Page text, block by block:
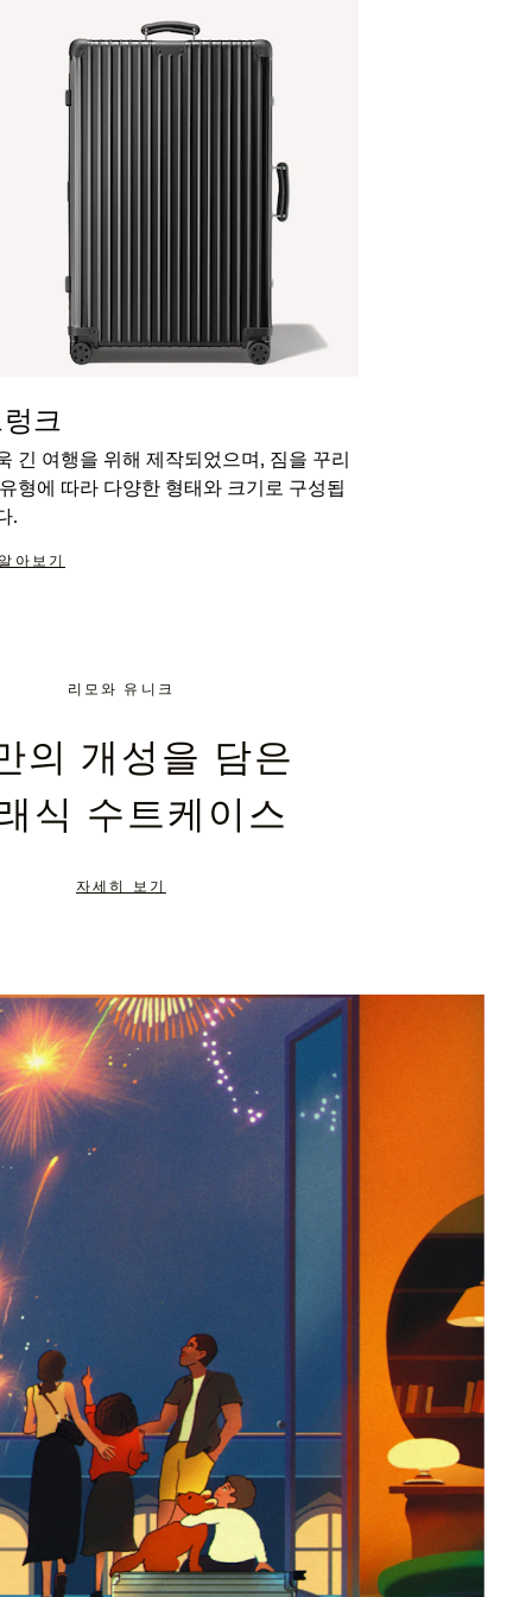
크
긴 여행을 위해 제작되었으며, 짐을 꾸리
형에 따라 다양한 형태와 크기로 구성됩
.
아보기
리모와 유니크
의 개성을 담은
식 수트케이스
자세히 보기